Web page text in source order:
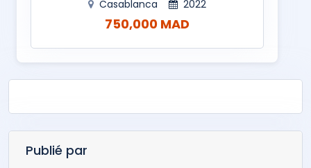
Casablanca 2022
750,000 MAD
Publié par